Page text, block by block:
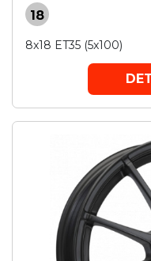
18
8x18 ET35 (5x100)